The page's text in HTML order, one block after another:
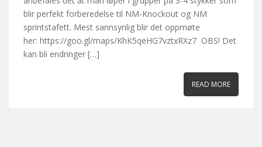
blir perfekt forberedelse til NM-Knockout og NM
sprintstafett. Mest sannsynlig blir det oppmøte
her: https://goo.gl/maps/KhK5qeHG7vztxRXz7 OBS! Det
kan bli endringer […]
READ MORE